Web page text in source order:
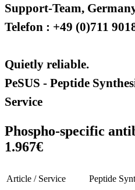
Support-Team,
Telefon : +49 (0)711
Quietly reliable.
PeSUS - Peptide
Service
Phospho-specific
1.967€
Article / Service Peptide